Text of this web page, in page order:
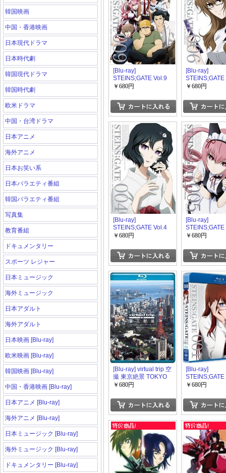
韓国映画
中国・香港映画
日本現代ドラマ
日本時代劇
韓国現代ドラマ
韓国時代劇
欧米ドラマ
中国・台湾ドラマ
日本アニメ
海外アニメ
日本お笑い系
日本バラエティ番組
韓国バラエティ番組
写真集
教育番組
ドキュメンタリー
スポーツ レジャー
日本ミュージック
海外ミュージック
日本アダルト
海外アダルト
日本映画 [Blu-ray]
欧米映画 [Blu-ray]
韓国映画 [Blu-ray]
中国・香港映画 [Blu-ray]
日本アニメ [Blu-ray]
海外アニメ [Blu-ray]
日本ミュージック [Blu-ray]
海外ミュージック [Blu-ray]
ドキュメンタリー [Blu-ray]
[Blu-ray]
STEINS;GATE Vol.9
￥680円
[Blu-ray]
￥680円
[Blu-ray]
STEINS;GATE Vol.4
￥680円
[Blu-ray]
￥680円
[Blu-ray] virtual trip 空
撮 東京絶景 TOKYO
DAYLIGHT FROM
￥680円
[Blu-ray]
￥680円